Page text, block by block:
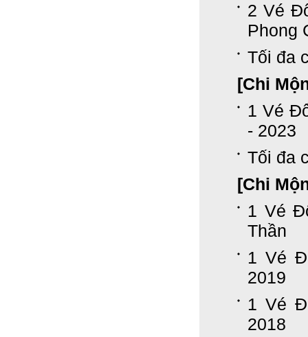
2 Vé
Phong
Tối đa
[Chi
1 Vé
- 2023
Tối đa
[Chi
1 Vé
Thần
1 Vé
2019
1 Vé
2018